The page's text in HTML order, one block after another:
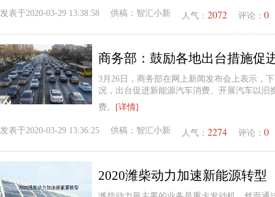
发表于2020-03-29 13:38:58 供稿： 智汇小新 人气： 2072 评论： 0
商务部：鼓励各地出台措施促
3月26日，商务部在网上新闻发布会上表示，
况，出台促进新能源汽车消费、开展汽车以
费。
[详情]
发表于2020-03-29 13:36:25 供稿： 智汇小新 人气： 2274 评论： 0
2020潍柴动力加速新能源转型